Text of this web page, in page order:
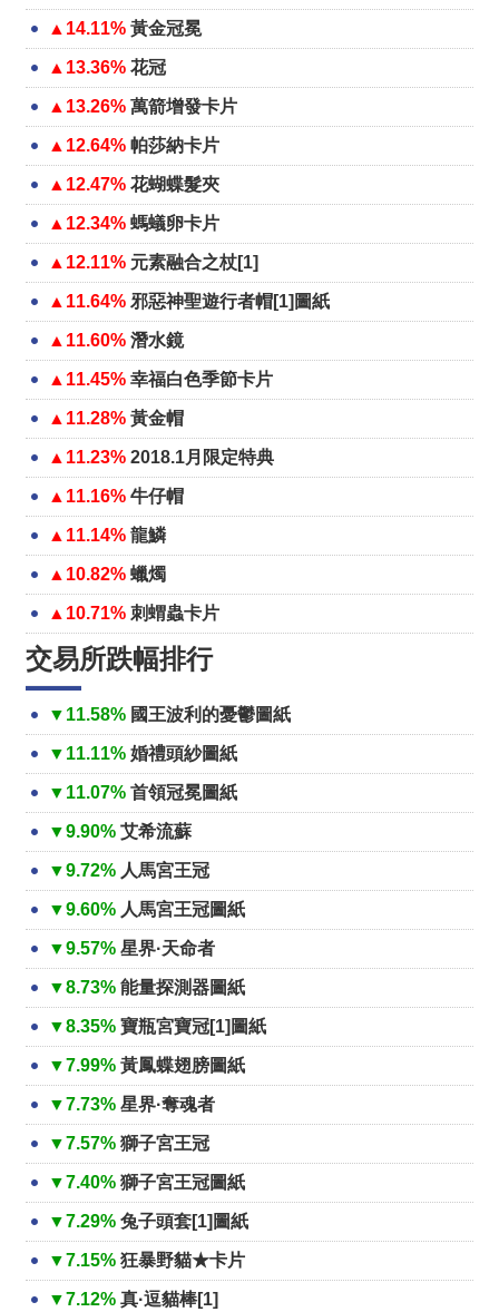
▲14.11% 黃金冠冕
▲13.36% 花冠
▲13.26% 萬箭增發卡片
▲12.64% 帕莎納卡片
▲12.47% 花蝴蝶髮夾
▲12.34% 螞蟻卵卡片
▲12.11% 元素融合之杖[1]
▲11.64% 邪惡神聖遊行者帽[1]圖紙
▲11.60% 潛水鏡
▲11.45% 幸福白色季節卡片
▲11.28% 黃金帽
▲11.23% 2018.1月限定特典
▲11.16% 牛仔帽
▲11.14% 龍鱗
▲10.82% 蠟燭
▲10.71% 刺蝟蟲卡片
交易所跌幅排行
▼11.58% 國王波利的憂鬱圖紙
▼11.11% 婚禮頭紗圖紙
▼11.07% 首領冠冕圖紙
▼9.90% 艾希流蘇
▼9.72% 人馬宮王冠
▼9.60% 人馬宮王冠圖紙
▼9.57% 星界·天命者
▼8.73% 能量探測器圖紙
▼8.35% 寶瓶宮寶冠[1]圖紙
▼7.99% 黃鳳蝶翅膀圖紙
▼7.73% 星界·奪魂者
▼7.57% 獅子宮王冠
▼7.40% 獅子宮王冠圖紙
▼7.29% 兔子頭套[1]圖紙
▼7.15% 狂暴野貓★卡片
▼7.12% 真·逗貓棒[1]